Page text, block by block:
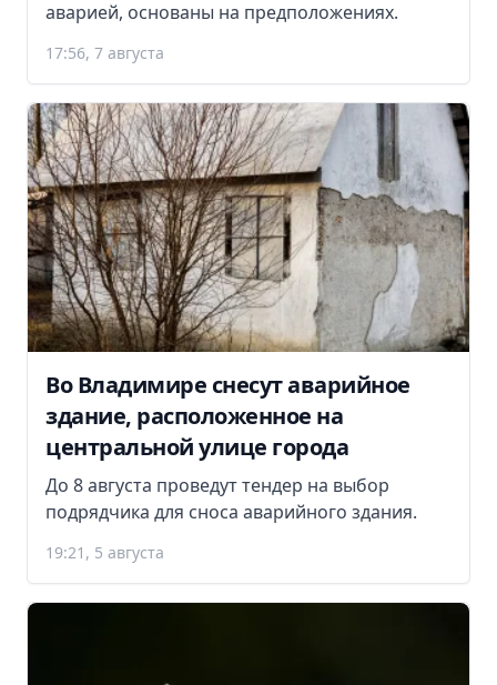
аварией, основаны на предположениях.
17:56, 7 августа
Во Владимире снесут аварийное
здание, расположенное на
центральной улице города
До 8 августа проведут тендер на выбор
подрядчика для сноса аварийного здания.
19:21, 5 августа